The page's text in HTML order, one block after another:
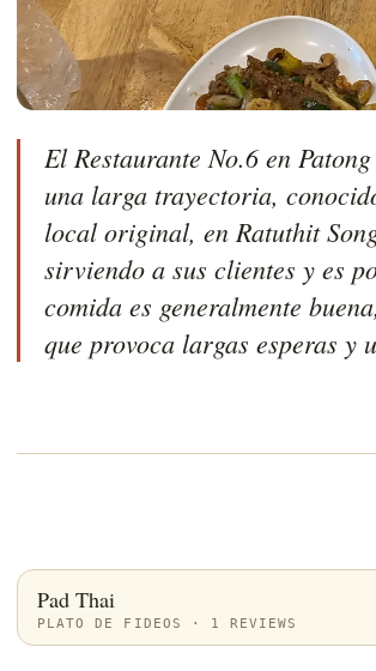
El Restaurante No.6 en
una larga trayectoria,
local original, en Ratuthit
sirviendo a sus clientes y es
comida es generalmente
que provoca largas esperas y
Pad Thai
PLATO DE FIDEOS · 1 REVIEWS